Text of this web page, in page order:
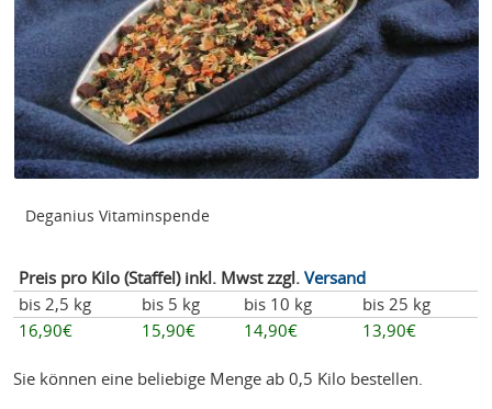
Deganius Vitaminspende
Preis pro Kilo (Staffel) inkl. Mwst zzgl. Versand
bis 2,5 kg
bis 5 kg bis 10 kg
bis 25 kg
16,90€
15,90€ 14,90€ 13,90€
Sie können eine beliebige Menge ab 0,5 Kilo bestellen.